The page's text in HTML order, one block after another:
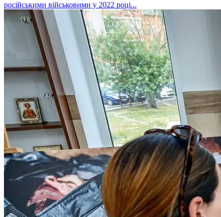
російськими військовими у 2022 році...